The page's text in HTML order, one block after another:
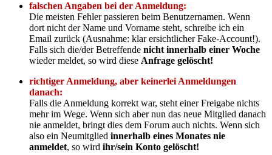
falschen Angaben bei der Anmeldung:
Die meisten Fehler passieren beim Benutzernamen. Wenn
dort nicht der Name und Vorname steht, schreibe ich ein
Email zurück (Ausnahme: klar ersichtlicher Fake-Account!).
Falls sich die/der Betreffende nicht innerhalb einer Woche
wieder meldet, so wird diese Anfrage gelöscht!
richtiger Anmeldung, aber keinerlei Anmeldungen
danach:
Falls die Anmeldung korrekt war, steht einer Freigabe nichts
mehr im Wege. Wenn sich aber nun das neue Mitglied danach
nie anmeldet, bringt dies dem Forum auch nichts. Wenn sich
also ein Neumitglied innerhalb eines Monates nie
anmeldet, so wird ihr/sein Konto gelöscht!